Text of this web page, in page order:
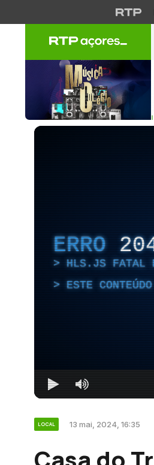
ERRO
HLS.JS FATAL
ESTE
LOCAL 13 mai, 2024, 16:35
Casa do